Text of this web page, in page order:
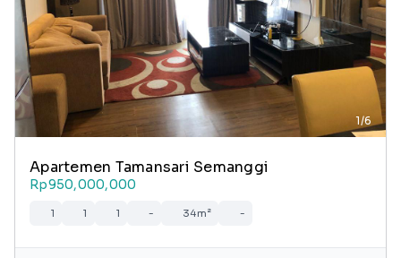
1/6
Apartemen Tamansari Semanggi
Rp950,000,000
1 1 1 - 34m² -